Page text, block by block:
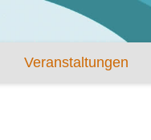
Veranstaltungen